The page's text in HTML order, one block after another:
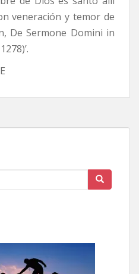
veneración y temor de
De Sermone Domini in